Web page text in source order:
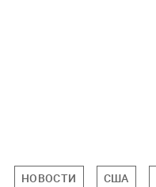
НОВОСТИ США